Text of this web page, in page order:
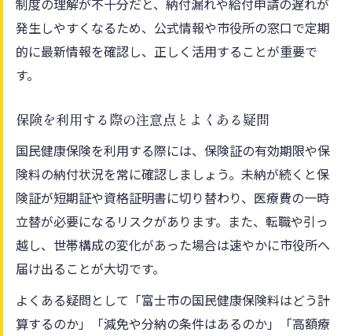
発生しやすくなるため、公式情報や市役所の窓口で定期
的に最新情報を確認し、正しく活用することが重要で
す。
保険を利用する際の注意点とよくある疑問
国民健康保険を利用する際には、保険証の有効期限や保
険料の納付状況を常に確認しましょう。未納が続くと保
険証が短期証や資格証明書に切り替わり、医療費の一時
立替が必要になるリスクがあります。また、転職や引っ
越し、世帯構成の変化があった場合は速やかに市役所へ
届け出ることが大切です。
よくある疑問として「富士市の国民健康保険料はどう計
算するのか」「減免や分納の条件はあるのか」「高額療